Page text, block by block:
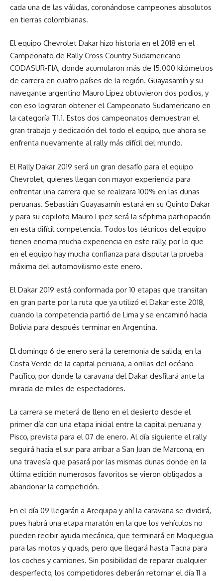
cada una de las válidas, coronándose campeones absolutos
en tierras colombianas.
El equipo Chevrolet Dakar hizo historia en el 2018 en el
Campeonato de Rally Cross Country Sudamericano
CODASUR-FIA, donde acumularon más de 15.000 kilómetros
de carrera en cuatro países de la región. Guayasamín y su
navegante argentino Mauro Lipez obtuvieron dos podios, y
con eso lograron obtener el Campeonato Sudamericano en
la categoría T1.1. Estos dos campeonatos demuestran el
gran trabajo y dedicación del todo el equipo, que ahora se
enfrenta nuevamente al rally más difícil del mundo.
El Rally Dakar 2019 será un gran desafío para el equipo
Chevrolet, quienes llegan con mayor experiencia para
enfrentar una carrera que se realizara 100% en las dunas
peruanas. Sebastián Guayasamín estará en su Quinto Dakar
y para su copiloto Mauro Lipez será la séptima participación
en esta difícil competencia. Todos los técnicos del equipo
tienen encima mucha experiencia en este rally, por lo que
en el equipo hay mucha confianza para disputar la prueba
máxima del automovilismo este enero.
El Dakar 2019 está conformada por 10 etapas que transitan
en gran parte por la ruta que ya utilizó el Dakar este 2018,
cuando la competencia partió de Lima y se encaminó hacia
Bolivia para después terminar en Argentina.
El domingo 6 de enero será la ceremonia de salida, en la
Costa Verde de la capital peruana, a orillas del océano
Pacífico, por donde la caravana del Dakar desfilará ante la
mirada de miles de espectadores.
La carrera se meterá de lleno en el desierto desde el
primer día con una etapa inicial entre la capital peruana y
Pisco, prevista para el 07 de enero. Al día siguiente el rally
seguirá hacia el sur para arribar a San Juan de Marcona, en
una travesía que pasará por las mismas dunas donde en la
última edición numerosos favoritos se vieron obligados a
abandonar la competición.
En el día 09 llegarán a Arequipa y ahí la caravana se dividirá,
pues habrá una etapa maratón en la que los vehículos no
pueden recibir ayuda mecánica, que terminará en Moquegua
para las motos y quads, pero que llegará hasta Tacna para
los coches y camiones. Sin posibilidad de reparar cualquier
desperfecto, los competidores deberán retornar el día 11 a